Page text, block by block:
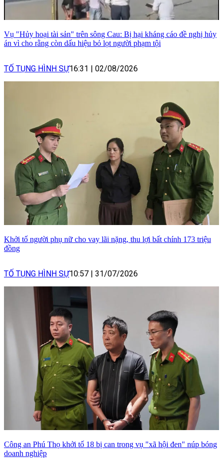
Vụ "Hủy hoại tài sản" trên sông Cau: Bị hại kháng cáo đề nghị hủy
án vì cho rằng còn dấu hiệu bỏ lọt người phạm tội
TỐ TỤNG HÌNH SỰ16:31 02/08/2026
Khởi tố người phụ nữ cho vay lãi nặng, thu lợi bất chính 173 triệu
đồng
TỐ TỤNG HÌNH SỰ10:57 31/07/2026
Công an Phú Thọ khởi tố 18 bị can trong vụ "xã hội đen" núp bóng
doanh nghiệp